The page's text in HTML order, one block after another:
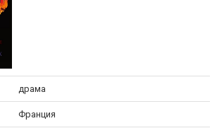
драма
Франция